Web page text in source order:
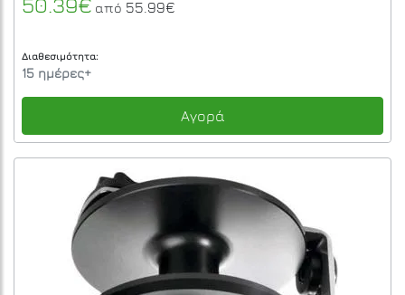
από 55.99€
Διαθεσιμότητα:
15 ημέρες+
Αγορά